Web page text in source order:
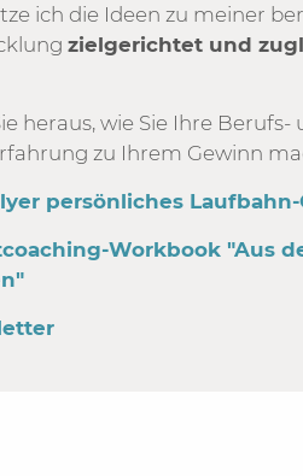
ich die Ideen zu meiner
zielgerichtet und
heraus, wie Sie Ihre Berufs-
zu Ihrem Gewinn
persönliches
Workbook "Aus